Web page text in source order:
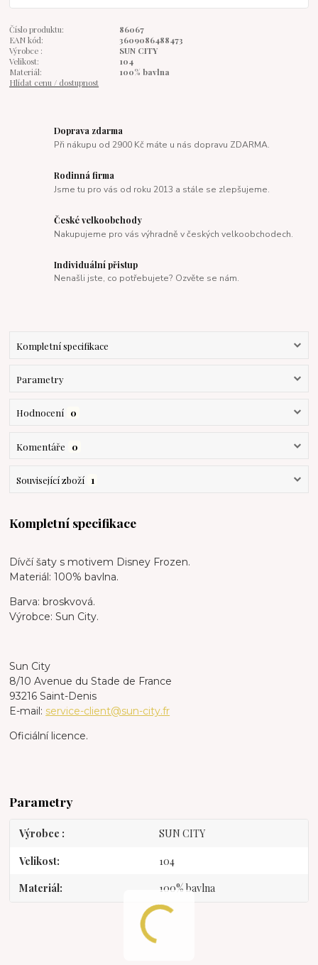
Číslo produktu:
86067
EAN kód:
3609086488473
Výrobce :
SUN CITY
Velikost:
104
Materiál:
100% bavlna
Hlídat cenu / dostupnost
Doprava zdarma
Při nákupu od 2900 Kč máte u nás dopravu ZDARMA.
Rodinná firma
Jsme tu pro vás od roku 2013 a stále se zlepšujeme.
České velkoobchody
Nakupujeme pro vás výhradně v českých velkoobchodech.
Individuální přistup
Nenašli jste, co potřebujete? Ozvěte se nám.
Kompletní specifikace
Parametry
Hodnocení 0
Komentáře 0
Související zboží 1
Kompletní specifikace
Dívčí šaty s motivem Disney Frozen.
Materiál: 100% bavlna.
Barva: broskvová.
Výrobce: Sun City.
Sun City
8/10 Avenue du Stade de France
93216 Saint-Denis
E-mail: service-client@sun-city.fr
Oficiální licence.
Parametry
Výrobce SUN CITY
Velikost 104
Materiál 100% bavlna